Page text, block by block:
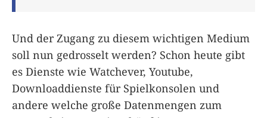
Und der Zugang zu diesem wichtigen Medium
soll nun gedrosselt werden? Schon heute gibt
es Dienste wie Watchever, Youtube,
Downloaddienste für Spielkonsolen und
andere welche große Datenmengen zum